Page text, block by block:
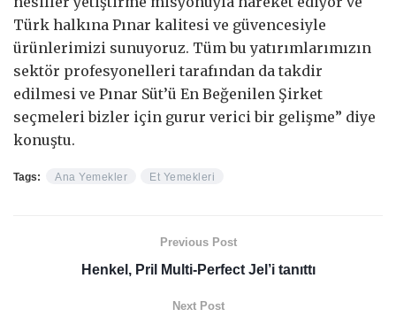
Türk halkına Pınar kalitesi ve güvencesiyle
ürünlerimizi sunuyoruz. Tüm bu yatırımlarımızın
sektör profesyonelleri tarafından da takdir
edilmesi ve Pınar Süt’ü En Beğenilen Şirket
seçmeleri bizler için gurur verici bir gelişme” diye
konuştu.
Tags: Ana Yemekler Et Yemekleri
Previous Post
Henkel, Pril Multi-Perfect Jel’i tanıttı
Next Post